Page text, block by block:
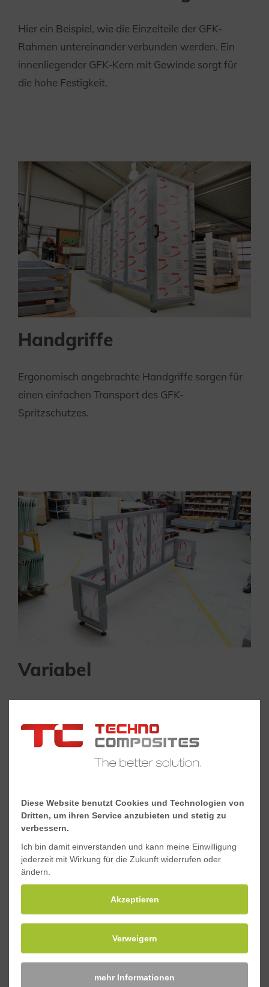
Hier ein Beispiel, wie die Einzelteile der GFK-
Rahmen untereinander verbunden werden. Ein
innenliegender GFK-Kern mit Gewinde sorgt für
die hohe Festigkeit.
Handgriffe
Ergonomisch angebrachte Handgriffe sorgen für
einen einfachen Transport des GFK-
Spritzschutzes.
Variabel
Anforderungen unserer Kunden an ein GFK-
Spritzschutzsystem können umgesetzt werden.
Diese Website benutzt Cookies und Technologien von
Dritten, um ihren Service anzubieten und stetig zu
verbessern.
Ich bin damit einverstanden und kann meine Einwilligung
jederzeit mit Wirkung für die Zukunft widerrufen oder
ändern.
Akzeptieren
Verweigern
mehr Informationen